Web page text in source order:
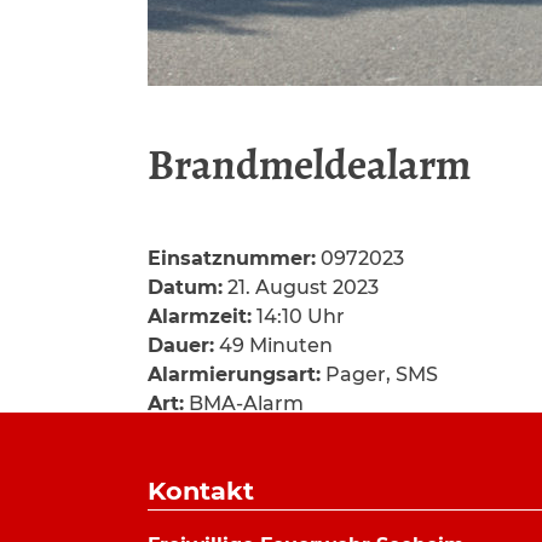
Brandmeldealarm
Einsatznummer: 0972023
Datum: 21. August 2023
Alarmzeit: 14:10 Uhr
Dauer: 49 Minuten
Alarmierungsart: Pager, SMS
Art: BMA-Alarm
Fahrzeuge:
Kontakt